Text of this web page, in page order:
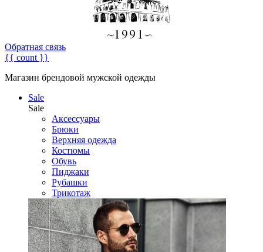
Обратная связь
{{ count }}
Магазин брендовой мужской одежды
Sale
Sale
Аксессуары
Брюки
Верхняя одежда
Костюмы
Обувь
Пиджаки
Рубашки
Трикотаж